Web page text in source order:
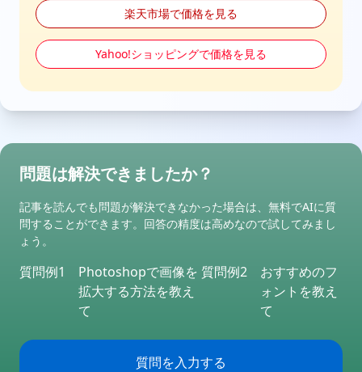
楽天市場で価格を見る
Yahoo!ショッピングで価格を見る
問題は解決できましたか？
記事を読んでも問題が解決できなかった場合は、無料でAIに質
問することができます。回答の精度は高めなので試してみまし
ょう。
質問例1
Photoshopで画像を
拡大する方法を教え
て
質問例2
おすすめのフ
ォントを教え
て
質問を入力する